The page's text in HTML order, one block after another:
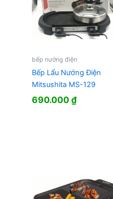
bếp nướng điện
Bếp Lẩu Nướng Điện
Mitsushita MS-129
690.000₫